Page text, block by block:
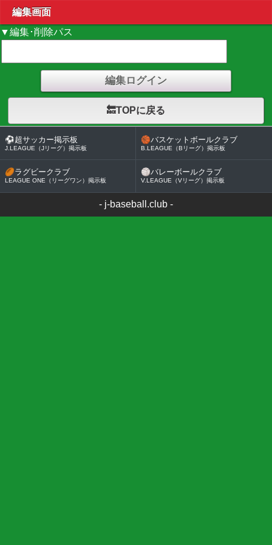
編集画面
▼編集･削除パス
🔙TOPに戻る
⚽超サッカー掲示板
J.LEAGUE（Jリーグ）掲示板
🏀バスケットボールクラブ
B.LEAGUE（Bリーグ）掲示板
🏉ラグビークラブ
LEAGUE ONE（リーグワン）掲示板
🏐バレーボールクラブ
V.LEAGUE（Vリーグ）掲示板
- j-baseball.club -